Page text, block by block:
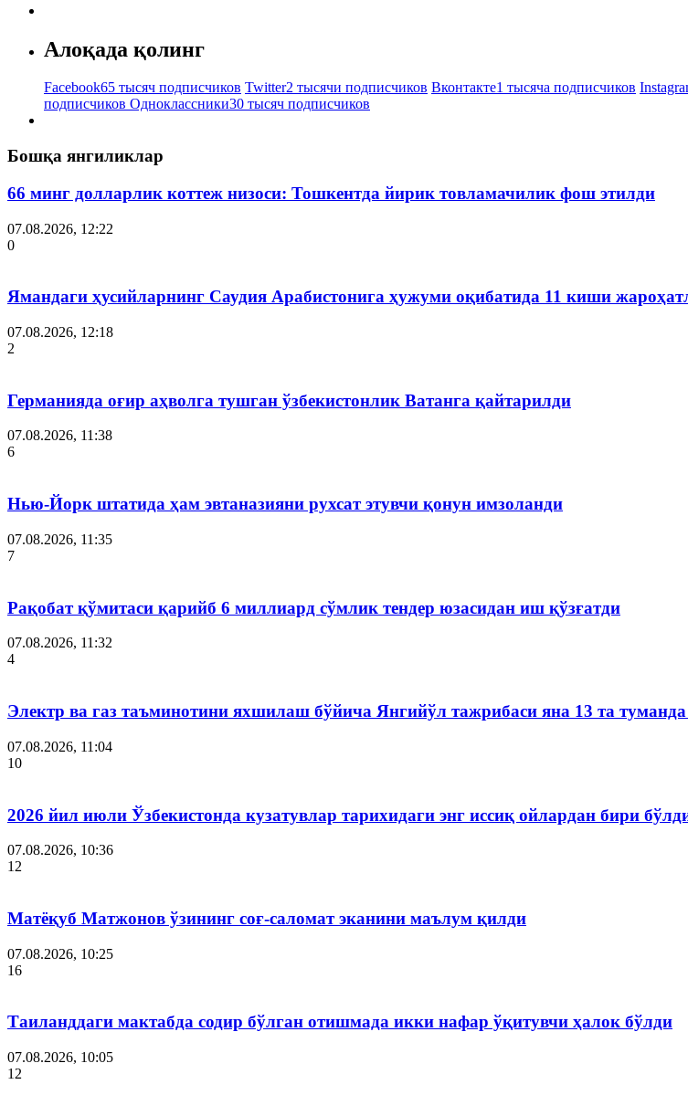
Алоқада қолинг
Facebook65 тысяч подписчиков Twitter2 тысячи подписчиков Вконтакте1 тысяча подписчиков
подписчиков Одноклассники30 тысяч подписчиков
Бошқа янгиликлар
66 минг долларлик коттеж низоси: Тошкентда йирик товламачилик фош этилди
07.08.2026, 12:22
0
Ямандаги ҳусийларнинг Саудия Арабистонига ҳужуми оқибатида 11 киши
07.08.2026, 12:18
2
Германияда оғир аҳволга тушган ўзбекистонлик Ватанга қайтарилди
07.08.2026, 11:38
6
Нью-Йорк штатида ҳам эвтаназияни рухсат этувчи қонун имзоланди
07.08.2026, 11:35
7
Рақобат қўмитаси қарийб 6 миллиард сўмлик тендер юзасидан иш қўзғатди
07.08.2026, 11:32
4
Электр ва газ таъминотини яхшилаш бўйича Янгийўл тажрибаси яна 13 та
07.08.2026, 11:04
10
2026 йил июли Ўзбекистонда кузатувлар тарихидаги энг иссиқ ойлардан бири
07.08.2026, 10:36
12
Матёқуб Матжонов ўзининг соғ-саломат эканини маълум қилди
07.08.2026, 10:25
16
Таиланддаги мактабда содир бўлган отишмада икки нафар ўқитувчи ҳалок бўлди
07.08.2026, 10:05
12